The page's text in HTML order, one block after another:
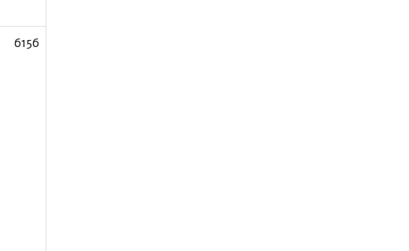
6156